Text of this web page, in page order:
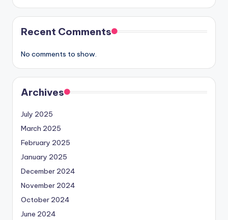
Recent Comments
No comments to show.
Archives
July 2025
March 2025
February 2025
January 2025
December 2024
November 2024
October 2024
June 2024